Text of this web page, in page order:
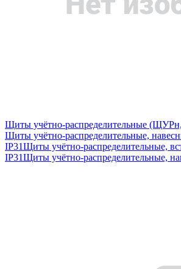
Щиты учётно-распределительные
Щиты учётно-распределительные,
IP31Щиты учётно-распределительные,
IP31Щиты учётно-распределительные,